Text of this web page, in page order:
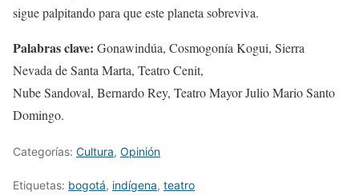
sigue palpitando para que este planeta sobreviva.
Palabras clave: Gonawindúa, Cosmogonía Kogui, Sierra
Nevada de Santa Marta, Teatro Cenit,
Nube Sandoval, Bernardo Rey, Teatro Mayor Julio Mario Santo
Domingo.
Categorías: Cultura, Opinión
Etiquetas: bogotá, indígena, teatro